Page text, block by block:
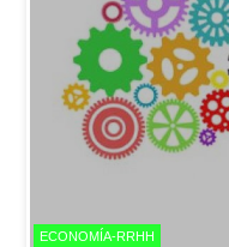
ECONOMÍA-RRHH